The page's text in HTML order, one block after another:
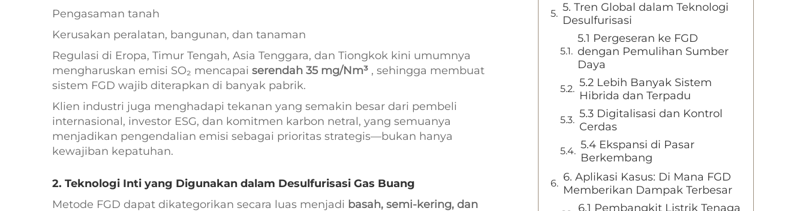
Pengasaman tanah
Kerusakan peralatan, bangunan, dan tanaman
Regulasi di Eropa, Timur Tengah, Asia Tenggara, dan Tiongkok kini umumnya
mengharuskan emisi SO₂ mencapai serendah 35 mg/Nm³ , sehingga membuat
sistem FGD wajib diterapkan di banyak pabrik.
Klien industri juga menghadapi tekanan yang semakin besar dari pembeli
internasional, investor ESG, dan komitmen karbon netral, yang semuanya
menjadikan pengendalian emisi sebagai prioritas strategis—bukan hanya
kewajiban kepatuhan.
2. Teknologi Inti yang Digunakan dalam Desulfurisasi Gas Buang
Metode FGD dapat dikategorikan secara luas menjadi basah, semi-kering, dan
5. Tren Global dalam Teknologi
Desulfurisasi
5.1 Pergeseran ke FGD
dengan Pemulihan Sumber
Daya
5.2 Lebih Banyak Sistem
Hibrida dan Terpadu
5.3 Digitalisasi dan Kontrol
Cerdas
5.4 Ekspansi di Pasar
Berkembang
6. Aplikasi Kasus: Di Mana FGD
Memberikan Dampak Terbesar
6.1 Pembangkit Listrik Tenaga